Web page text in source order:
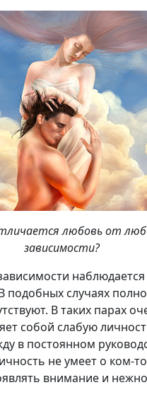
любовь от
зависимости?
наблюдается
подобных случаях
В таких парах
собой слабую
в постоянном
не умеет о ком-то
внимание и